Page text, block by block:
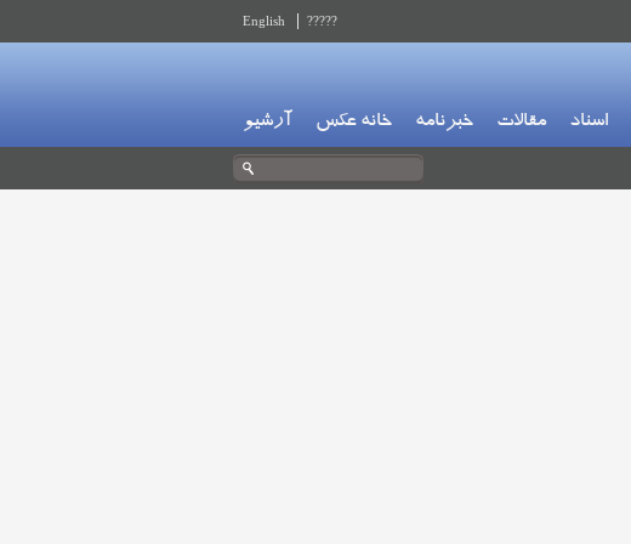
?????
English
اسناد مقالات خبرنامه خانه عکس آرشیو